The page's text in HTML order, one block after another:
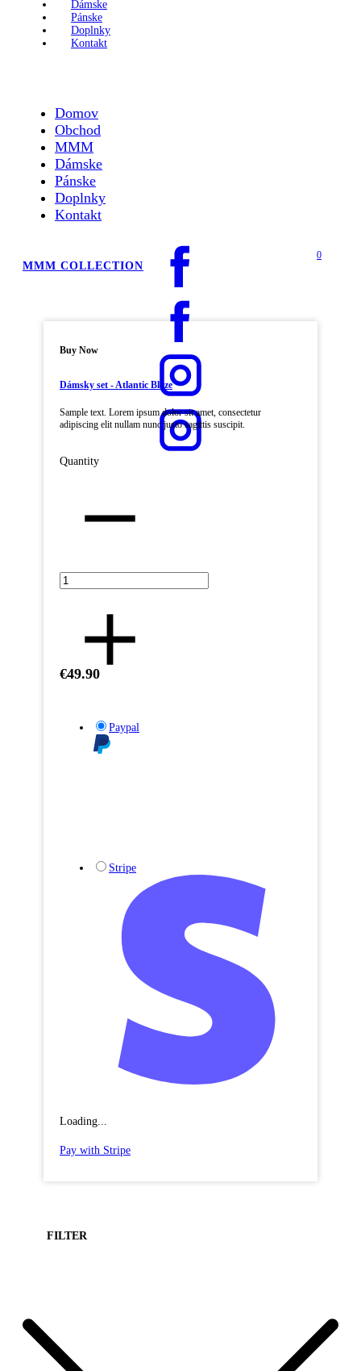
Dámske
Pánske
Doplnky
Kontakt
Domov
Obchod
MMM
Dámske
Pánske
Doplnky
Kontakt
MMM COLLECTION
0
Buy Now
Dámsky set - Atlantic Blaze
Sample text. Lorem ipsum dolor sit amet, consectetur
adipiscing elit nullam nunc justo sagittis suscipit.
Quantity
€49.90
Paypal
Stripe
Loading...
Pay with Stripe
FILTER